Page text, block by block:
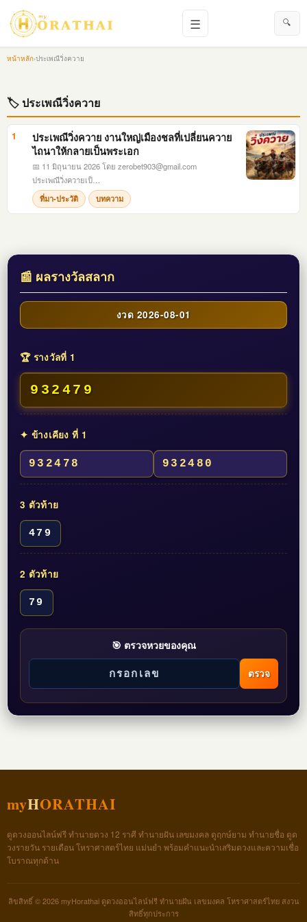
☰ 🔍
หน้าหลัก›ประเพณีวิ่งควาย
🏷 ประเพณีวิ่งควาย
1
ประเพณีวิ่งควาย งานใหญ่เมืองชลที่เปลี่ยนควาย
ไถนาให้กลายเป็นพระเอก
📅 11 มิถุนายน 2026โดย zerobet903@gmail.com
ประเพณีวิ่งควายเป็…
ที่มา-ประวัติ บทความ
📰 ผลรางวัลสลาก
งวด 2026-08-01
🏆 รางวัลที่ 1
932479
✦ ข้างเคียง ที่ 1
932478 932480
3 ตัวท้าย
479
2 ตัวท้าย
79
🎯 ตรวจหวยของคุณ
ตรวจ
myHORATHAI
ดูดวงออนไลน์ฟรี ทำนายดวง 12 ราศี ทำนายฝัน เลขมงคล ดูฤกษ์ยาม ทำนายชื่อ ดูด
วงรายวัน รายเดือน โหราศาสตร์ไทย แม่นยำ พร้อมคำแนะนำเสริมดวงและความเชื่อ
โบราณทุกด้าน
ลิขสิทธิ์ © 2026 myHorathai ดูดวงออนไลน์ฟรี ทำนายฝัน เลขมงคล โหราศาสตร์ไทย สงวน
สิทธิ์ทุกประการ